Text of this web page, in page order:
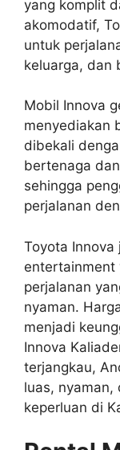
yang komplit
akomodatif,
untuk
keluarga, dan
Mobil Innova
menyediakan
dibekali
bertenaga
sehingga
perjalanan
Toyota
entertainment
perjalanan
nyaman.
menjadi
Innova
terjangkau,
luas, nyaman,
keperluan di